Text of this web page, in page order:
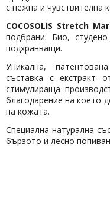
с нежна и чувствителна
COCOSOLIS Stretch
подбрани: Био,
подхранващи.
Уникална,
съставка с екстракт
стимулираща
благодарение на което
на кожата.
Специална натурална
бързото и лесно